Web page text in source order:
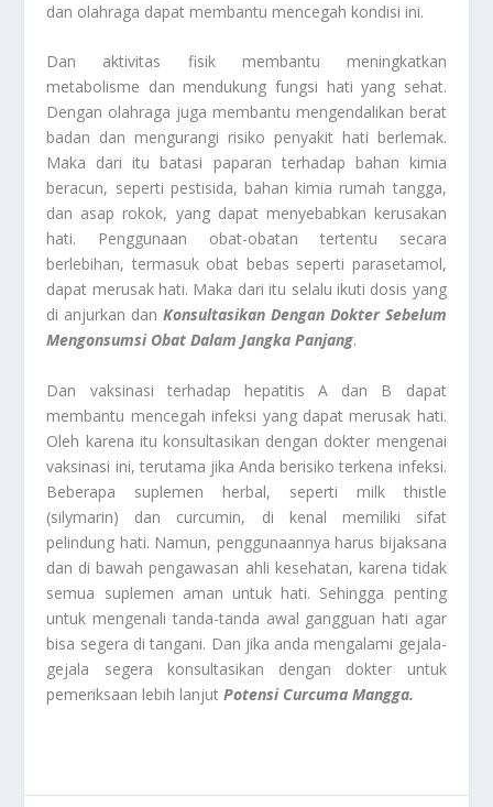
dan olahraga dapat membantu mencegah kondisi ini.
Dan aktivitas fisik membantu meningkatkan
metabolisme dan mendukung fungsi hati yang sehat.
Dengan olahraga juga membantu mengendalikan berat
badan dan mengurangi risiko penyakit hati berlemak.
Maka dari itu batasi paparan terhadap bahan kimia
beracun, seperti pestisida, bahan kimia rumah tangga,
dan asap rokok, yang dapat menyebabkan kerusakan
hati. Penggunaan obat-obatan tertentu secara
berlebihan, termasuk obat bebas seperti parasetamol,
dapat merusak hati. Maka dari itu selalu ikuti dosis yang
di anjurkan dan Konsultasikan Dengan Dokter Sebelum
Mengonsumsi Obat Dalam Jangka Panjang.
Dan vaksinasi terhadap hepatitis A dan B dapat
membantu mencegah infeksi yang dapat merusak hati.
Oleh karena itu konsultasikan dengan dokter mengenai
vaksinasi ini, terutama jika Anda berisiko terkena infeksi.
Beberapa suplemen herbal, seperti milk thistle
(silymarin) dan curcumin, di kenal memiliki sifat
pelindung hati. Namun, penggunaannya harus bijaksana
dan di bawah pengawasan ahli kesehatan, karena tidak
semua suplemen aman untuk hati. Sehingga penting
untuk mengenali tanda-tanda awal gangguan hati agar
bisa segera di tangani. Dan jika anda mengalami gejala-
gejala segera konsultasikan dengan dokter untuk
pemeriksaan lebih lanjutPotensi Curcuma Mangga.